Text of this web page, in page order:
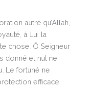
autre qu’Allah,
à Lui la
chose. Ô Seigneur
donné et nul ne
Le fortuné ne
efficace